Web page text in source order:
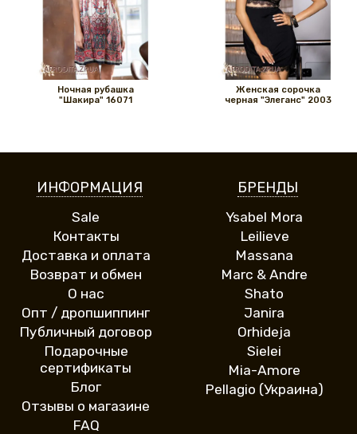
Ночная рубашка
"Шакира" 16071
Женская сорочка
черная "Элеганс" 2003
ИНФОРМАЦИЯ
Sale
Контакты
Доставка и оплата
Возврат и обмен
О нас
Опт / дропшиппинг
Публичный договор
Подарочные
сертификаты
Блог
Отзывы о магазине
FAQ
БРЕНДЫ
Ysabel Mora
Leilieve
Massana
Marc & Andre
Shato
Janira
Orhideja
Sielei
Mia-Amore
Pellagio (Украина)